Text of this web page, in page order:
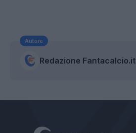
Autore
Redazione Fantacalcio.it